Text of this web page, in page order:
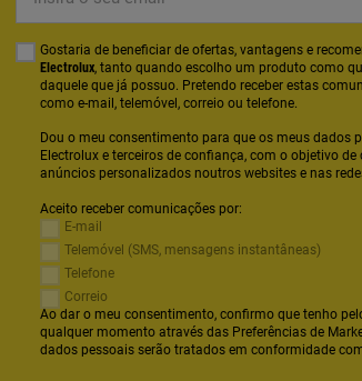
Gostaria de beneficiar de ofertas, vantagens e
Electrolux, tanto quando escolho um produto como
daquele que já possuo. Pretendo receber estas
como e-mail, telemóvel, correio ou telefone.
Dou o meu consentimento para que os meus dados
Electrolux e terceiros de confiança, com o objetivo
anúncios personalizados noutros websites e nas
Aceito receber comunicações por:
E-mail
Telemóvel (SMS, mensagens instantâneas)
Telefone
Correio
Ao dar o meu consentimento, confirmo que tenho
qualquer momento através das Preferências de
dados pessoais serão tratados em conformidade